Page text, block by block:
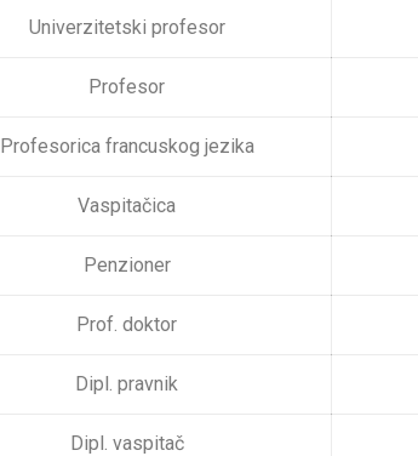
Univerzitetski profesor
Profesor
Profesorica francuskog jezika
Vaspitačica
Penzioner
Prof. doktor
Dipl. pravnik
Dipl. vaspitač